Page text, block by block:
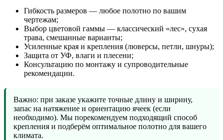
Гибкость размеров — любое полотно по вашим
чертежам;
Выбор цветовой гаммы — классический «лес», сухая
трава, смешанные варианты;
Усиленные края и крепления (люверсы, петли, шнуры);
Защита от УФ, влаги и плесени;
Консультацию по монтажу и супроводительные
рекомендации.
Важно: при заказе укажите точные длину и ширину,
запас на натяжение и ориентацию ячеек (если
необходимо). Мы порекомендуем подходящий способ
крепления и подберём оптимальное полотно для вашего
климата.